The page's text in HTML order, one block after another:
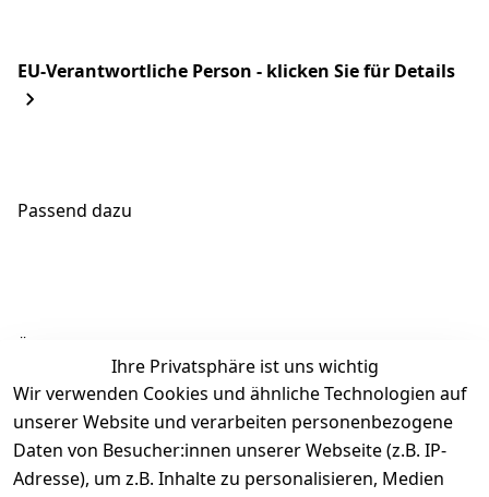
EU-Verantwortliche Person - klicken Sie für Details
Passend dazu
Ähnliche Produkte
Ihre Privatsphäre ist uns wichtig
Wir verwenden Cookies und ähnliche Technologien auf
unserer Website und verarbeiten personenbezogene
Daten von Besucher:innen unserer Webseite (z.B. IP-
Adresse), um z.B. Inhalte zu personalisieren, Medien